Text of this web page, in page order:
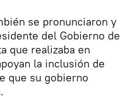
se pronunciaron y
del Gobierno de
que realizaba en
la inclusión de
que su gobierno